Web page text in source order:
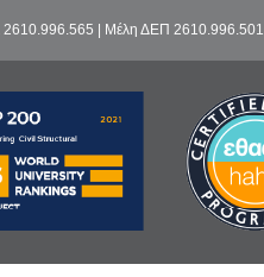
2610.996.565 | Μέλη ΔΕΠ 2610.996.501